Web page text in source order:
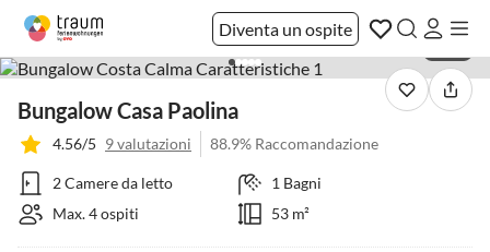
Diventa un ospite
Bungalow Casa Paolina
4.56/5 9 valutazioni 88.9% Raccomandazione
2 Camere da letto
1 Bagni
Max. 4 ospiti
53 m²